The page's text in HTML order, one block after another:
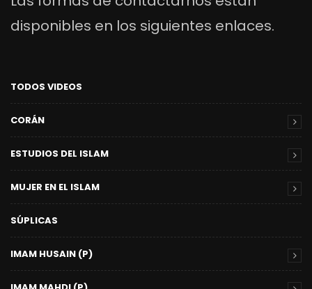
disponibles en los siguientes enlaces.
TODOS VIDEOS
CORÁN
ESTUDIOS DEL ISLAM
MUJER EN EL ISLAM
SÚPLICAS
IMAM HUSAIN (P)